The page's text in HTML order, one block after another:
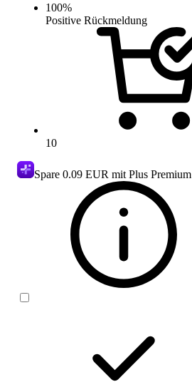
100%
Positive Rückmeldung
10
Spare 0.09 EUR mit Plus Premium